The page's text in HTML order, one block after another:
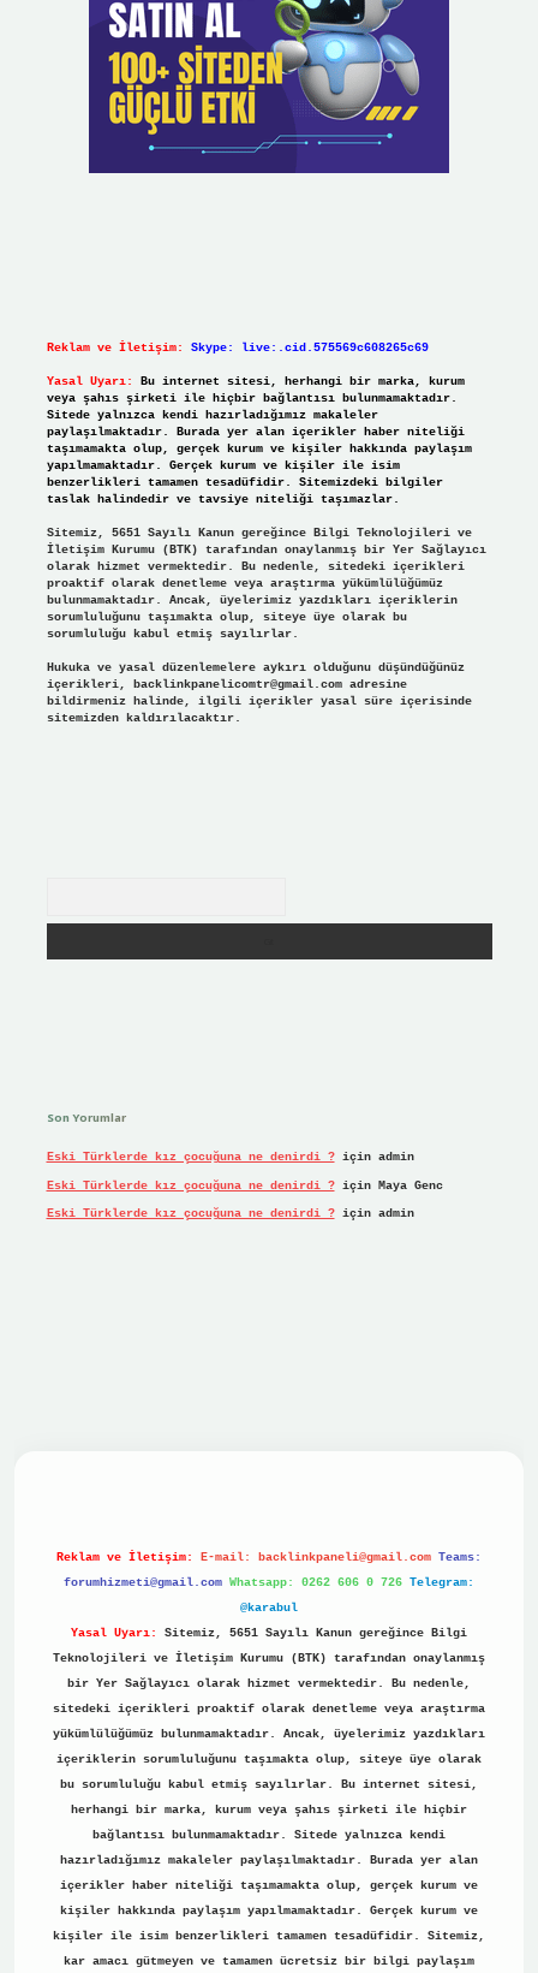
Reklam ve İletişim: Skype: live:.cid.575569c608265c69
Yasal Uyarı:
Bu internet sitesi, herhangi bir marka, kurum
veya şahıs şirketi ile hiçbir bağlantısı bulunmamaktadır.
Sitede yalnızca kendi hazırladığımız makaleler
paylaşılmaktadır. Burada yer alan içerikler haber niteliği
taşımamakta olup, gerçek kurum ve kişiler hakkında paylaşım
yapılmamaktadır. Gerçek kurum ve kişiler ile isim
benzerlikleri tamamen tesadüfidir. Sitemizdeki bilgiler
taslak halindedir ve tavsiye niteliği taşımazlar.
Sitemiz, 5651 Sayılı Kanun gereğince Bilgi Teknolojileri ve
İletişim Kurumu (BTK) tarafından onaylanmış bir Yer Sağlayıcı
olarak hizmet vermektedir. Bu nedenle, sitedeki içerikleri
proaktif olarak denetleme veya araştırma yükümlülüğümüz
bulunmamaktadır. Ancak, üyelerimiz yazdıkları içeriklerin
sorumluluğunu taşımakta olup, siteye üye olarak bu
sorumluluğu kabul etmiş sayılırlar.
Hukuka ve yasal düzenlemelere aykırı olduğunu düşündüğünüz
içerikleri, backlinkpanelicomtr@gmail.comadresine
bildirmeniz halinde, ilgili içerikler yasal süre içerisinde
sitemizden kaldırılacaktır.
Son Yorumlar
Eski Türklerde kız çocuğuna ne denirdi ?için admin
Eski Türklerde kız çocuğuna ne denirdi ?için Maya Genc
Eski Türklerde kız çocuğuna ne denirdi ?için admin
Reklam ve İletişim: E-mail: backlinkpaneli@gmail.com Teams:
forumhizmeti@gmail.com Whatsapp: 0262 606 0 726 Telegram:
@karabul
Yasal Uyarı:
Sitemiz, 5651 Sayılı Kanun gereğince Bilgi
Teknolojileri ve İletişim Kurumu (BTK) tarafından onaylanmış
bir Yer Sağlayıcı olarak hizmet vermektedir. Bu nedenle,
sitedeki içerikleri proaktif olarak denetleme veya araştırma
yükümlülüğümüz bulunmamaktadır. Ancak, üyelerimiz yazdıkları
içeriklerin sorumluluğunu taşımakta olup, siteye üye olarak
bu sorumluluğu kabul etmiş sayılırlar. Bu internet sitesi,
herhangi bir marka, kurum veya şahıs şirketi ile hiçbir
bağlantısı bulunmamaktadır. Sitede yalnızca kendi
hazırladığımız makaleler paylaşılmaktadır. Burada yer alan
içerikler haber niteliği taşımamakta olup, gerçek kurum ve
kişiler hakkında paylaşım yapılmamaktadır. Gerçek kurum ve
kişiler ile isim benzerlikleri tamamen tesadüfidir. Sitemiz,
kar amacı gütmeyen ve tamamen ücretsiz bir bilgi paylaşım